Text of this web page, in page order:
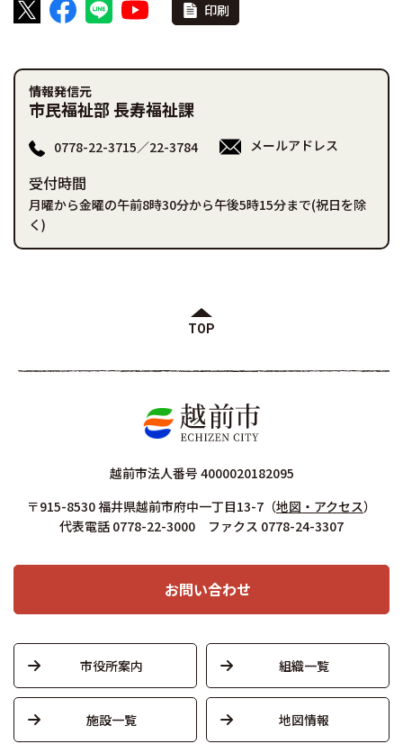
印刷
情報発信元
市民福祉部 長寿福祉課
0778-22-3715／22-3784 メールアドレス
受付時間
月曜から金曜の午前8時30分から午後5時15分まで(祝日を除
く)
TOP
越前市法人番号 4000020182095
〒915-8530 福井県越前市府中一丁目13-7 （地図・アクセス）
代表電話 0778-22-3000 ファクス 0778-24-3307
お問い合わせ
市役所案内 組織一覧
施設一覧 地図情報